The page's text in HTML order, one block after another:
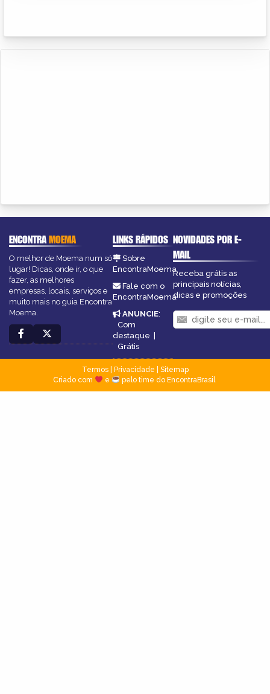
ENCONTRAMOEMA
O melhor de Moema num só
lugar! Dicas, onde ir, o que
fazer, as melhores
empresas, locais, serviços e
muito mais no guia Encontra
Moema.
LINKS RÁPIDOS
Sobre
EncontraMoema
Fale com o
EncontraMoema
ANUNCIE:
Com
destaque |
Grátis
NOVIDADES POR E-
MAIL
Receba grátis as
principais notícias,
dicas e promoções
Termos| Privacidade
Sitemap
Criado com
e pelo time do EncontraBrasil